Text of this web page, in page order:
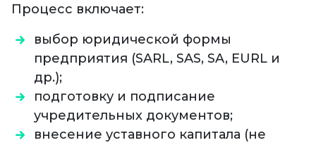
Процесс включает:
выбор юридической формы
предприятия (SARL, SAS, SA, EURL и
др.);
подготовку и подписание
учредительных документов;
внесение уставного капитала (не